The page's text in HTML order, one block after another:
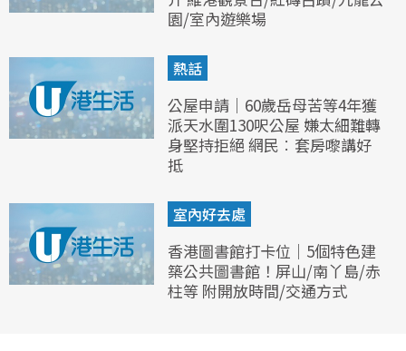
園/室內遊樂場
熱話
公屋申請｜60歲岳母苦等4年獲
派天水圍130呎公屋 嫌太細難轉
身堅持拒絕 網民︰套房嚟講好
抵
室內好去處
香港圖書館打卡位｜5個特色建
築公共圖書館！屏山/南丫島/赤
柱等 附開放時間/交通方式